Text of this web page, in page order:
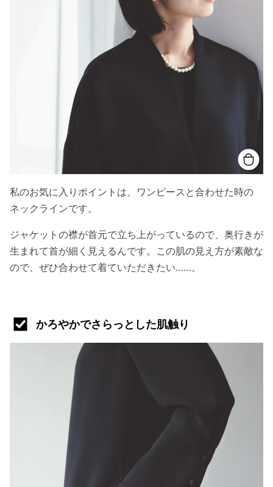
私のお気に入りポイントは、ワンピースと合わせた時の
ネックラインです。
ジャケットの襟が首元で立ち上がっているので、奥行きが
生まれて首が細く見えるんです。この肌の見え方が素敵な
ので、ぜひ合わせて着ていただきたい……。
かろやかでさらっとした肌触り